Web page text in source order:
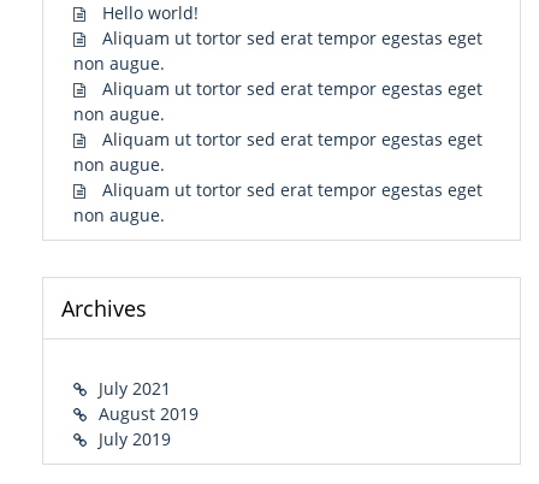
Hello world!
Aliquam ut tortor sed erat tempor egestas eget
non augue.
Aliquam ut tortor sed erat tempor egestas eget
non augue.
Aliquam ut tortor sed erat tempor egestas eget
non augue.
Aliquam ut tortor sed erat tempor egestas eget
non augue.
Archives
July 2021
August 2019
July 2019